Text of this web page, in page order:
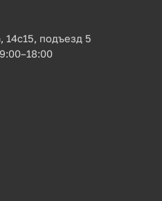
14с15, подъезд 5